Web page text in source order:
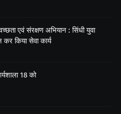
एवं संरक्षण अभियान : सिंधी युवा
किया सेवा कार्य
18 को